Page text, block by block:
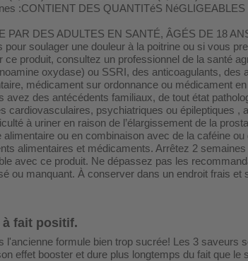
:CONTIENT DES QUANTITéS
DES ADULTES EN SANTÉ, ÂGÉS DE 18
soulager une douleur à la poitrine ou si vous
produit, consultez un professionnel de la santé
oxydase) ou SSRI, des anticoagulants, des
médicament sur ordonnance ou médicament
des antécédents familiaux, de tout état
cardiovasculaires, psychiatriques ou épileptiques ,
à uriner en raison de l’élargissement de la
ou en combinaison avec de la caféine
alimentaires et médicaments. Arrêtez 2
avec ce produit. Ne dépassez pas les
ou manquant. À conserver dans un endroit frais
à fait positif.
formule bien trop sucrée! Les 3 saveurs
effet booster et dure plus longtemps du fait que le